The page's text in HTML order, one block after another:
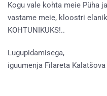
Kogu vale kohta meie Püha
vastame meie, kloostri
KOHTUNIKUKS!..
Lugupidamisega,
iguumenja Filareta Kalatšova